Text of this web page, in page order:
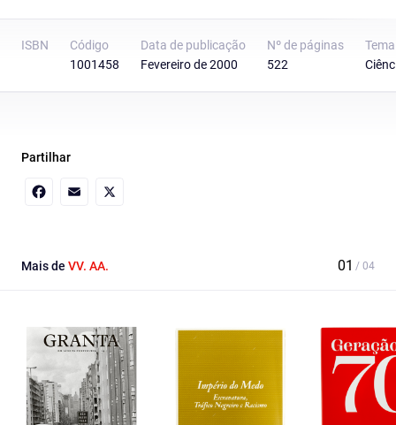
ISBN
Código
1001458
Data de publicação
Fevereiro de 2000
Nº de páginas
522
Tema
Partilhar
Mais de VV. AA.